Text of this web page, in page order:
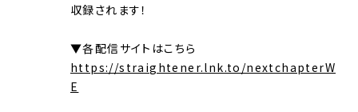
収録されます！
▼各配信サイトはこちら
https://straightener.lnk.to/nextchapterW
E